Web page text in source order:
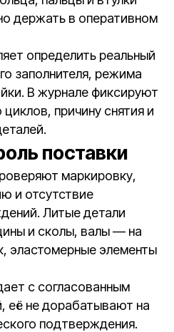
держать в оперативном
определить реальный
заполнителя, режима
В журнале фиксируют
причину снятия и
поставки
маркировку,
и отсутствие
Литые детали
и сколы, валы — на
эластомерные элементы
с согласованным
её не дорабатывают на
подтверждения.